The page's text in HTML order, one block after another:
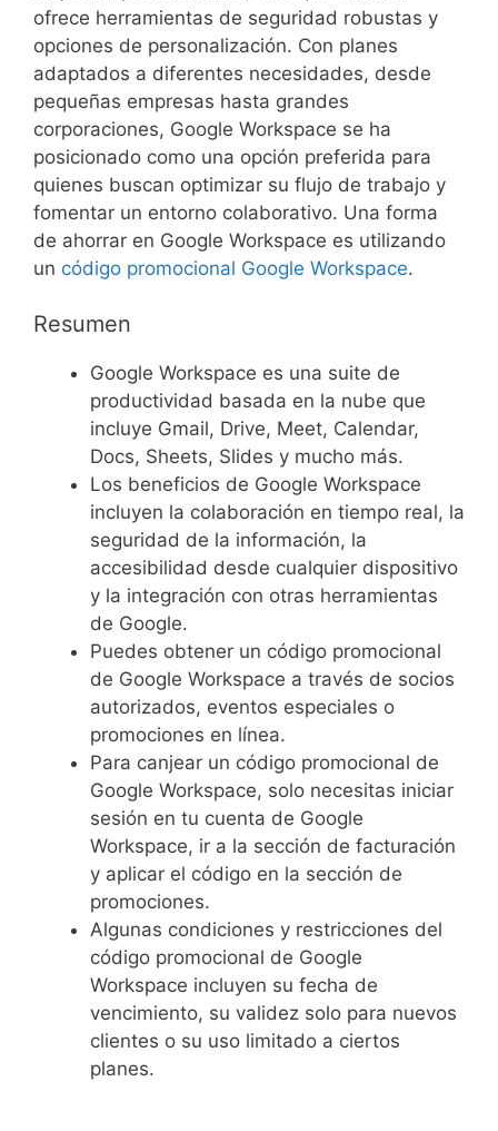
ofrece herramientas de seguridad robustas y
opciones de personalización. Con planes
adaptados a diferentes necesidades, desde
pequeñas empresas hasta grandes
corporaciones, Google Workspace se ha
posicionado como una opción preferida para
quienes buscan optimizar su flujo de trabajo y
fomentar un entorno colaborativo. Una forma
de ahorrar en Google Workspace es utilizando
un código promocional Google Workspace.
Resumen
Google Workspace es una suite de
productividad basada en la nube que
incluye Gmail, Drive, Meet, Calendar,
Docs, Sheets, Slides y mucho más.
Los beneficios de Google Workspace
incluyen la colaboración en tiempo real, la
seguridad de la información, la
accesibilidad desde cualquier dispositivo
y la integración con otras herramientas
de Google.
Puedes obtener un código promocional
de Google Workspace a través de socios
autorizados, eventos especiales o
promociones en línea.
Para canjear un código promocional de
Google Workspace, solo necesitas iniciar
sesión en tu cuenta de Google
Workspace, ir a la sección de facturación
y aplicar el código en la sección de
promociones.
Algunas condiciones y restricciones del
código promocional de Google
Workspace incluyen su fecha de
vencimiento, su validez solo para nuevos
clientes o su uso limitado a ciertos
planes.